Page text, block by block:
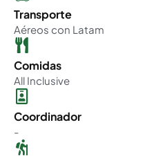
Transporte
Aéreos con Latam
Comidas
All Inclusive
Coordinador
-